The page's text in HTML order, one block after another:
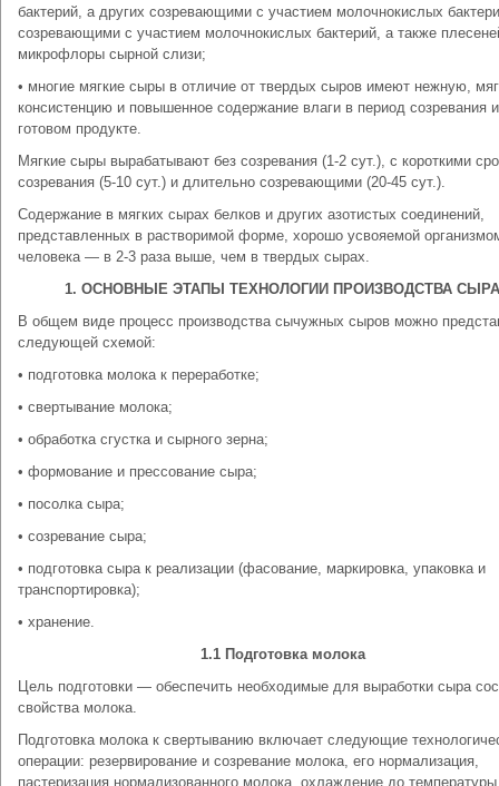
бактерий, а других созревающими с участием молочнокислых
созревающими с участием молочнокислых бактерий, а также
микрофлоры сырной слизи;
• многие мягкие сыры в отличие от твердых сыров имеют нежную,
консистенцию и повышенное содержание влаги в период созревания
готовом продукте.
Мягкие сыры вырабатывают без созревания (1-2 сут.), с короткими
созревания (5-10 сут.) и длительно созревающими (20-45 сут.).
Содержание в мягких сырах белков и других азотистых соединений,
представленных в растворимой форме, хорошо усвояемой
человека — в 2-3 раза выше, чем в твердых сырах.
1. ОСНОВНЫЕ ЭТАПЫ ТЕХНОЛОГИИ ПРОИЗВОДСТВА СЫРА
В общем виде процесс производства сычужных сыров можно
следующей схемой:
• подготовка молока к переработке;
• свертывание молока;
• обработка сгустка и сырного зерна;
• формование и прессование сыра;
• посолка сыра;
• созревание сыра;
• подготовка сыра к реализации (фасование, маркировка, упаковка и
транспортировка);
• хранение.
1.1 Подготовка молока
Цель подготовки — обеспечить необходимые для выработки сыра
свойства молока.
Подготовка молока к свертыванию включает следующие
операции: резервирование и созревание молока, его нормализация,
пастеризация нормализованного молока, охлаждение до температуры